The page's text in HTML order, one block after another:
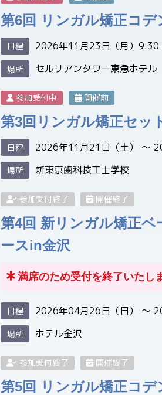
第6回 リンガル矯正コ
日程 2026年11月23日（月）
場所 セルリアンタワー東急ホテル
参加受付中 開催前
第3回リンガル矯正セッ
日程 2026年11月21日（土） 〜
場所 新東京歯科技工士学校
参加受付終了 開催終了
第4回 新リンガル矯正
ースin金沢
満席のため受付を終了いたし
日程 2026年04月26日（日） 〜
場所 ホテル金沢
参加受付終了 開催終了
第5回 リンガル矯正コ